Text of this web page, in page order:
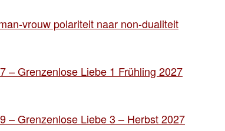
vrouw polariteit naar non-dualiteit
– Grenzenlose Liebe 1 Frühling 2027
– Grenzenlose Liebe 3 – Herbst 2027